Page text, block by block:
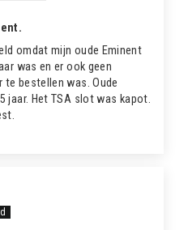
omdat mijn oude Eminent
was en er ook geen
te bestellen was. Oude
jaar. Het TSA slot was kapot.